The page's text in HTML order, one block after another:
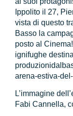
Ippolito il 27,
vista di questo
Basso la
posto al
ignifughe
arena-estiva-
L’immagine
Fabi Cannella,